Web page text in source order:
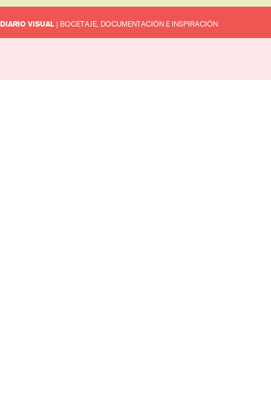
DIARIO VISUAL | BOCETAJE, DOCUMENTACIÓN E INSPIRACIÓN